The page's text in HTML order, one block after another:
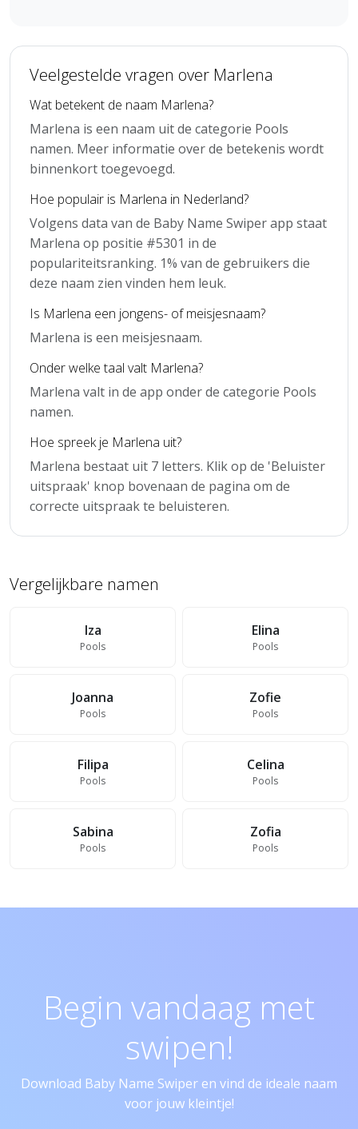
Veelgestelde vragen over Marlena
Wat betekent de naam Marlena?
Marlena is een naam uit de categorie Pools
namen. Meer informatie over de betekenis wordt
binnenkort toegevoegd.
Hoe populair is Marlena in Nederland?
Volgens data van de Baby Name Swiper app staat
Marlena op positie #5301 in de
populariteitsranking. 1% van de gebruikers die
deze naam zien vinden hem leuk.
Is Marlena een jongens- of meisjesnaam?
Marlena is een meisjesnaam.
Onder welke taal valt Marlena?
Marlena valt in de app onder de categorie Pools
namen.
Hoe spreek je Marlena uit?
Marlena bestaat uit 7 letters. Klik op de 'Beluister
uitspraak' knop bovenaan de pagina om de
correcte uitspraak te beluisteren.
Vergelijkbare namen
Iza
Pools
Elina
Pools
Joanna
Pools
Zofie
Pools
Filipa
Pools
Celina
Pools
Sabina
Pools
Zofia
Pools
Begin vandaag met
swipen!
Download Baby Name Swiper en vind de ideale naam
voor jouw kleintje!